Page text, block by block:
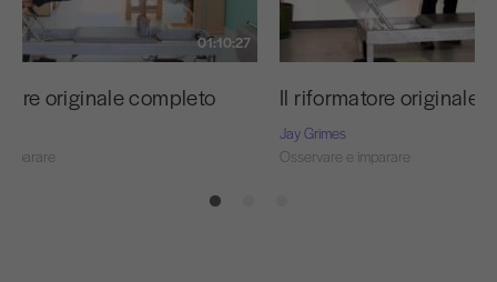
01:10:27
originale completo Il riformatore originale
Jay Grimes
Osservare e imparare